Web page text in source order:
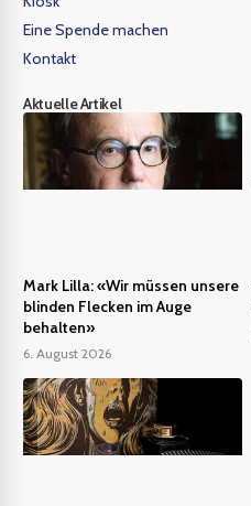
Eine Spende machen
Kontakt
Aktuelle Artikel
Mark Lilla: «Wir müssen unsere
blinden Flecken im Auge
behalten»
6. August 2026